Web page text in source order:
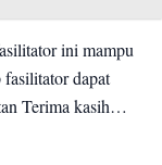
ini mampu
fasilitator dapat
Terima kasih…